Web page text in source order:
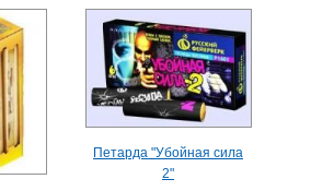
Петарда "Убойная сила
2"